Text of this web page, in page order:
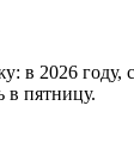
в 2026
в пятницу.